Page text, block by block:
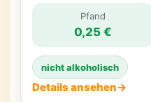
Erfrischungsgetränk mit
und ohne Zucker. Auf
der Hinweis Zero Zucker
Pfand
0,25 €
nicht alkoholisch
Details ansehen→